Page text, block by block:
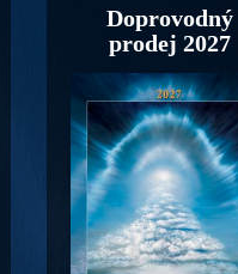
Doprovodný
prodej 2027